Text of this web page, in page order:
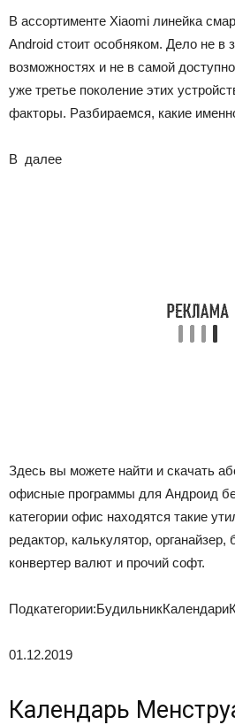
В ассортименте Xiaomi линейка
Android стоит особняком. Дело не в
возможностях и не в самой
уже третье поколение этих
факторы. Разбираемся, какие
В далее
Здесь вы можете найти и скачать
офисные программы для Андроид
категории офис находятся такие
редактор, калькулятор, органайзер,
конвертер валют и прочий софт.
01.12.2019
Календарь